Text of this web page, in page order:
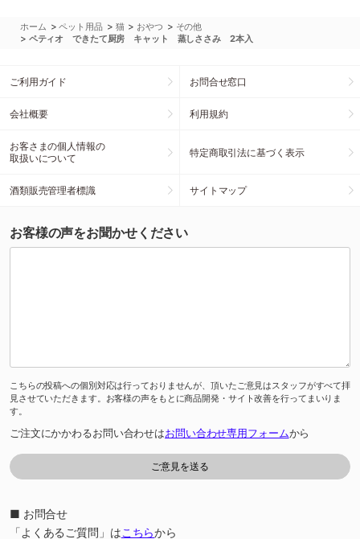
ホーム >ペット用品 > 猫 > おやつ > その他
> ペティオ できたて厨房 キャット 蒸しささみ 2本入
ご利用ガイド お問合せ窓口
会社概要 利用規約
お客さまの個人情報の
取扱いについて
特定商取引法に基づく表示
酒類販売管理者標識 サイトマップ
お客様の声をお聞かせください
こちらの投稿への個別対応は行っておりませんが、頂いたご意見はスタッフがすべて拝
見させていただきます。お客様の声をもとに商品開発・サイト改善を行ってまいりま
す。
ご注文にかかわるお問い合わせはお問い合わせ専用フォームから
■ お問合せ
「よくあるご質問」はこちらから